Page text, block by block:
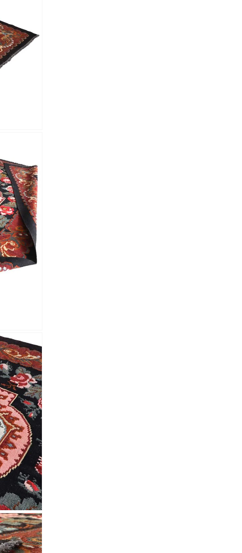
Correo electronico
Tu mensaje.
Nombre y Referencia del producto
*